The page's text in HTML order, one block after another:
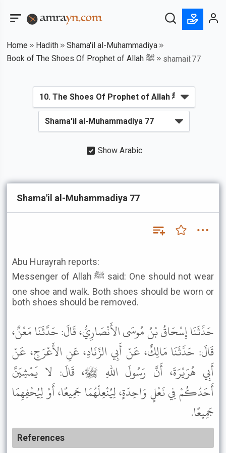
Home Hadith
Shama'il al-Muhammadiya
Book of The Shoes Of Prophet of Allah ﷺ
shamail:77
Show Arabic
Shama'il al-Muhammadiya 77
Abu Hurayrah reports:
Messenger of Allah ﷺ said: One should not wear
one shoe and walk. Both shoes should be worn or
both shoes should be removed.
حَدَّثَنَا إِسْحَاقُ بْنُ مُوسَى الأَنْصَارِيُّ، قَالَ: حَدَّثَنَا مَعْنٌ،
قَالَ: حَدَّثَنَا مَالِكٌ، عَنْ أَبِي الزِّنَادِ، عَنِ الأَعْرَجِ، عَنْ
أَبِي هُرَيْرَةَ، أَنَّ رَسُولَ اللهِ ﷺ، قَالَ: لا يَمْشِيَنَّ
أَحَدُكُمْ فِي نَعْلٍ وَاحِدَةٍ، لِيُنْعِلْهُمَا جَمِيعًا، أَوْ لِيُحْفِهِمَا
جَمِيعًا.
References